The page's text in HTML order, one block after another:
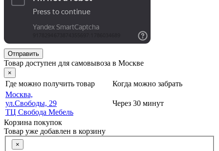
Отправить
Товар доступен для самовывоза в Москве
×
Где можно получить товар
Когда можно забрать
Москва,
ул.Свободы, 29
ТЦ Свобода Мебель
Через 30 минут
Корзина покупок
Товар уже добавлен в корзину
×